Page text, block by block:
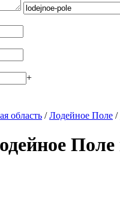
+
область /Лодейное Поле /
Поле